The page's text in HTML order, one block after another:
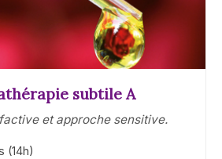
subtile A
et approche sensitive.
(14h)